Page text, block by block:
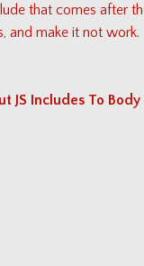
that comes after
and make it not work.
JS Includes To Body